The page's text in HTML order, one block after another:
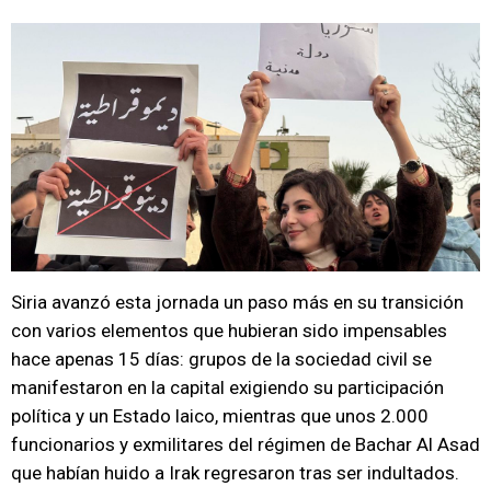
Siria avanzó esta jornada un paso más en su transición
con varios elementos que hubieran sido impensables
hace apenas 15 días: grupos de la sociedad civil se
manifestaron en la capital exigiendo su participación
política y un Estado laico, mientras que unos 2.000
funcionarios y exmilitares del régimen de Bachar Al Asad
que habían huido a Irak regresaron tras ser indultados.